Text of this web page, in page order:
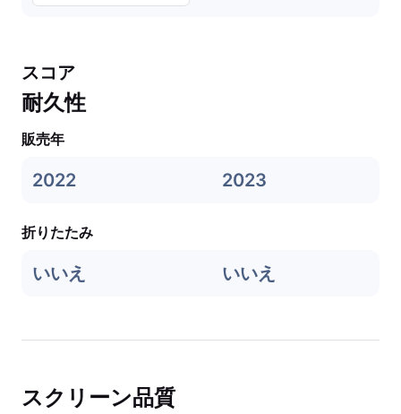
スコア
耐久性
販売年
2022 2023
折りたたみ
いいえ いいえ
スクリーン品質